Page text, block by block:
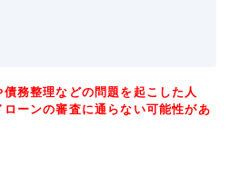
務整理などの問題を起こした人
ーンの審査に通らない可能性があ